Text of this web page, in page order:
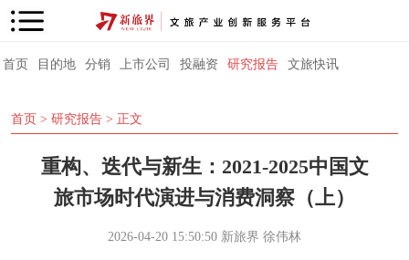
首页 目的地 分销 上市公司 投融资 研究报告 文旅快讯
首页 > 研究报告 > 正文
重构、迭代与新生：2021-2025中国文
旅市场时代演进与消费洞察（上）
2026-04-20 15:50:50 新旅界 徐伟林